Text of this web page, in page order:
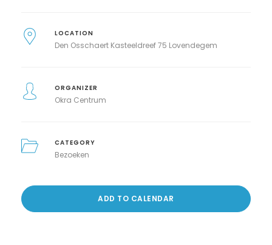
LOCATION
Den Osschaert Kasteeldreef 75 Lovendegem
ORGANIZER
Okra Centrum
CATEGORY
Bezoeken
ADD TO CALENDAR